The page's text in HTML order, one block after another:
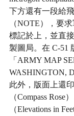
下方還有一段給
（NOTE），要
標記於上，並直
製圖局。在 C-51
「ARMY MAP
WASHINGTON,
此外，版面上還
（Compass Rose
（Elevations in